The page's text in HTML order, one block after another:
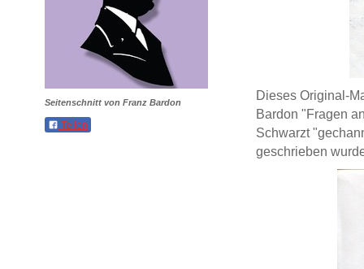
Seitenschnitt von Franz Bardon
Teilen
Dieses Original-
Bardon "Fragen
Schwarzt
geschrieben